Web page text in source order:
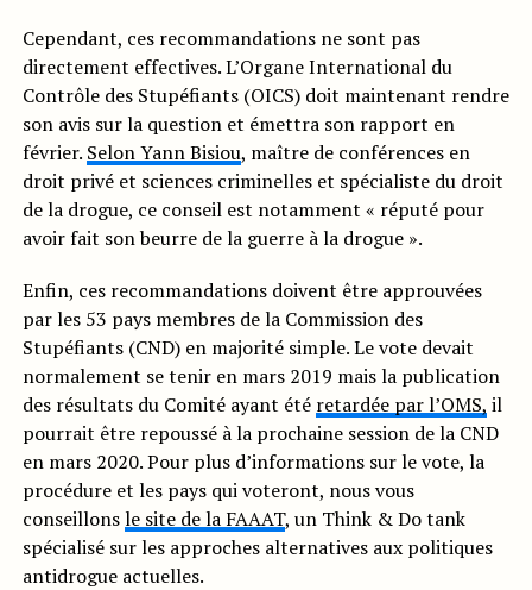
Cependant, ces recommandations ne sont pas
directement effectives. L’Organe International du
Contrôle des Stupéfiants (OICS) doit maintenant rendre
son avis sur la question et émettra son rapport en
février. Selon Yann Bisiou, maître de conférences en
droit privé et sciences criminelles et spécialiste du droit
de la drogue, ce conseil est notamment « réputé pour
avoir fait son beurre de la guerre à la drogue ».
Enfin, ces recommandations doivent être approuvées
par les 53 pays membres de la Commission des
Stupéfiants (CND) en majorité simple. Le vote devait
normalement se tenir en mars 2019 mais la publication
des résultats du Comité ayant été retardée par l’OMS, il
pourrait être repoussé à la prochaine session de la CND
en mars 2020. Pour plus d’informations sur le vote, la
procédure et les pays qui voteront, nous vous
conseillonsle site de la FAAAT, un Think & Do tank
spécialisé sur les approches alternatives aux politiques
antidrogue actuelles.